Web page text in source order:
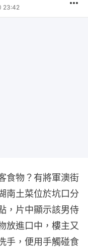
23:42
食物？有將軍澳街
南土菜位於坑口分
，片中顯示該男侍
放進口中，樓主又
手，便用手觸碰食